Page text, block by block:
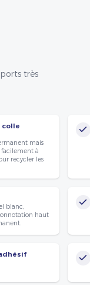
très
colle
mais
facilement à
recycler les
blanc,
haut